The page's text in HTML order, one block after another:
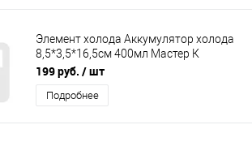
Элемент холода Аккумулятор холода
8,5*3,5*16,5см 400мл Мастер К
4043976/9396081
199 руб. / шт
Подробнее